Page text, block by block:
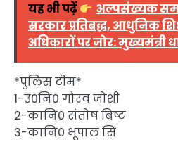
यह भी पढ़ें
अल्पसंख्यक
सरकार प्रतिबद्ध, आधुनिक
अधिकारों पर जोर: मुख्यमंत्री
*पुलिस टीम*
1-उ0नि0 गौरव जोशी
2-कानि0 संतोष बिष्ट
3-कानि0 भूपाल सिं